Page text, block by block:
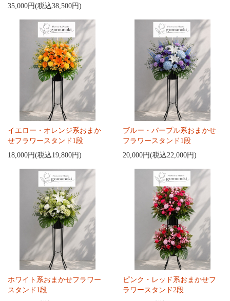
35,000円(税込38,500円)
イエロー・オレンジ系おまか
せフラワースタンド1段
18,000円(税込19,800円)
ブルー・パープル系おまかせ
フラワースタンド1段
20,000円(税込22,000円)
ホワイト系おまかせフラワー
スタンド1段
ピンク・レッド系おまかせフ
ラワースタンド2段